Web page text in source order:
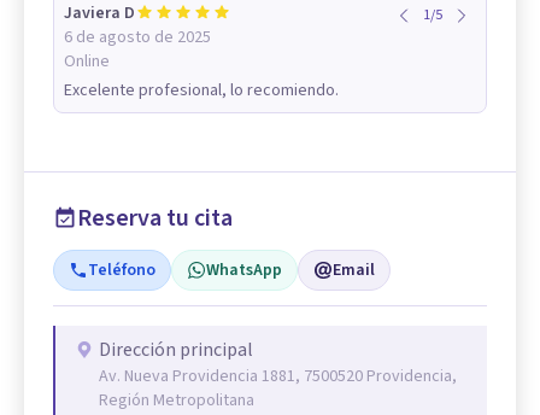
Javiera D
6 de agosto de 2025
Online
1/5
Excelente profesional, lo recomiendo.
Reserva tu cita
Teléfono WhatsApp Email
Dirección principal
Av. Nueva Providencia 1881, 7500520 Providencia,
Región Metropolitana